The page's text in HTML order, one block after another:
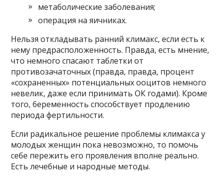
метаболические заболевания;
операция на яичниках.
Нельзя откладывать ранний климакс, если есть к
нему предрасположенность. Правда, есть мнение,
что немного спасают таблетки от
противозачаточных (правда, правда, процент
«сохраненных» потенциальных ооцитов немного
невелик, даже если принимать ОК годами). Кроме
того, беременность способствует продлению
периода фертильности.
Если радикальное решение проблемы климакса у
молодых женщин пока невозможно, то помочь
себе пережить его проявления вполне реально.
Есть лечебные и народные методы.